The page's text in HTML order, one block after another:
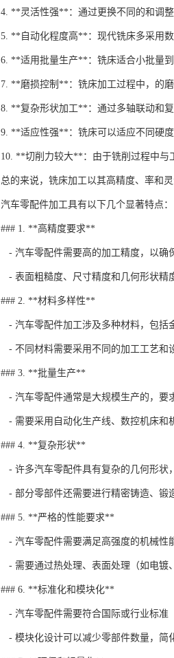
4. **灵活性强**：通过更换不同的和调
5. **自动化程度高**：现代铣床多采用
6. **适用批量生产**：铣床适合小批量
7. **磨损控制**：铣床加工过程中，的
8. **复杂形状加工**：通过多轴联动和
9. **适应性强**：铣床可以适应不同硬
10. **切削力较大**：由于铣削过程中与
总的来说，铣床加工以其高精度、率和
汽车零配件加工具有以下几个显著特点：
### 1. **高精度要求**
- 汽车零配件需要高的加工精度，以确
- 表面粗糙度、尺寸精度和几何形状精
### 2. **材料多样性**
- 汽车零配件加工涉及多种材料，包括
- 不同材料需要采用不同的加工工艺和
### 3. **批量生产**
- 汽车零配件通常是大规模生产的，要
- 需要采用自动化生产线、数控机床和
### 4. **复杂形状**
- 许多汽车零配件具有复杂的几何形状
- 部分零部件还需要进行精密铸造、锻
### 5. **严格的性能要求**
- 汽车零配件需要满足高强度的机械性
- 需要通过热处理、表面处理（如电镀
### 6. **标准化和模块化**
- 汽车零配件需要符合国际或行业标准
- 模块化设计可以减少零部件数量，简